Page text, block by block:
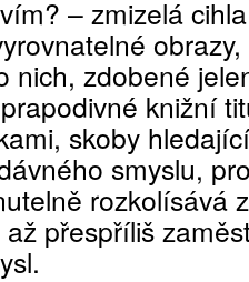
– zmizelá
nich, zdobené
knižní
skoby
smyslu,
rozkolísává
přespříliš